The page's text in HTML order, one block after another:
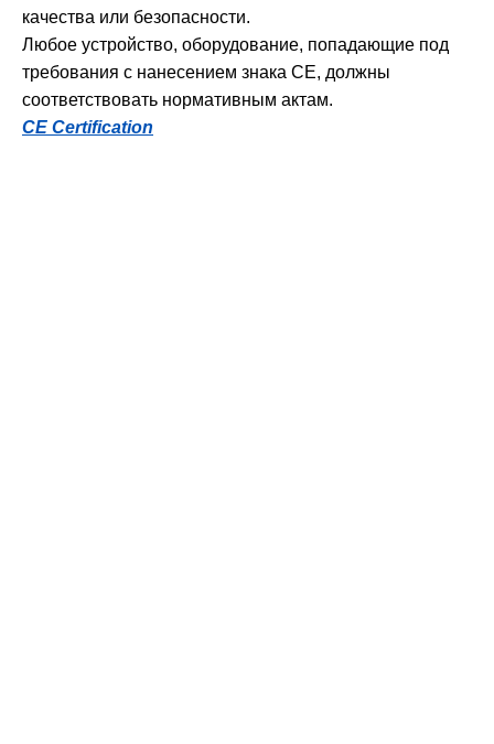
качества или безопасности.
Любое устройство, оборудование, попадающие под
требования с нанесением знака СЕ, должны
соответствовать нормативным актам.
CE Certification